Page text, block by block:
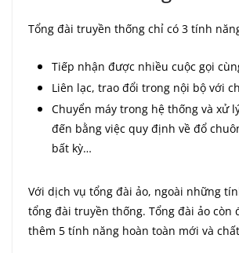
Tổng đài truyền thống chỉ có 3 tính
Tiếp nhận được nhiều cuộc gọi
Liên lạc, trao đổi trong nội bộ với
Chuyển máy trong hệ thống và xử
đến bằng việc quy định về đổ
bất kỳ…
Với dịch vụ tổng đài ảo, ngoài những
tổng đài truyền thống. Tổng đài ảo còn
thêm 5 tính năng hoàn toàn mới và